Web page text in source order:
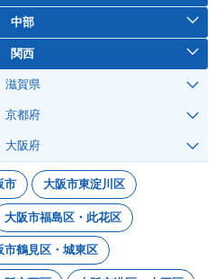
中部
関西
滋賀県
京都府
大阪府
市 大阪市東淀川区
大阪市福島区・此花区
市鶴見区・城東区